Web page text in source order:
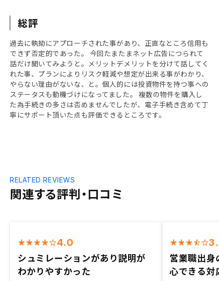
総評
過去に執拗にアプローチされた事があり、正直なところ信用も
できず否定的であった。 今回たまたまネット広告につられて
話だけ聞いてみようと。メリットデメリットを分けて話してく
れた事、プランによりリスク軽減や想定が出来る事がわかり、
やらない理由がないな、と。個人的には投資物件を持つ事への
ステータスも動機づけになってました。 複数の物件を購入し
た為手続きの多さは否めませんでしたが、電子手続き含めて丁
寧にサポート頂いた点も評価できるところです。
関連する評判・口コミ
RELATED REVIEWS
4.0
シュミレーションがあり説明が
わかりやすかった
営業職出身
心できる対